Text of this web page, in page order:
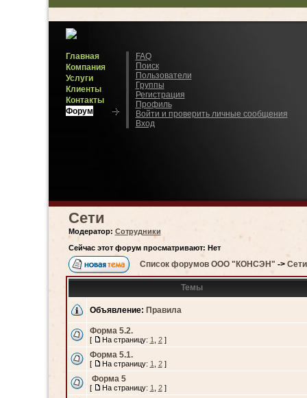
Главная
Компания
Услуги
Клиенты
Контакты
Форум
FAQ
Поиск
Пользователи
Группы
Регистрация
Профиль
Войти и проверить личные сообщения
Вход
Сети
Модератор: Сотрудники
Сейчас этот форум просматривают: Нет
Список форумов ООО "КОНСЭН" -> Сети
Темы
Объявление: Правила
Форма 5.2.
[ На страницу: 1 2]
Форма 5.1.
[ На страницу: 1 2]
Форма 5
[ На страницу: 1 2]